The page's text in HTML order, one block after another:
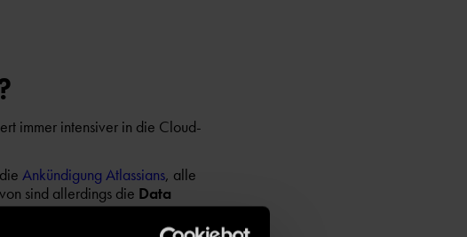
immer intensiver in die Cloud-
Ankündigung Atlassians, alle
sind allerdings die Data